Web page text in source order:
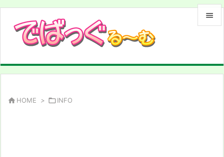


 HOME > INFO